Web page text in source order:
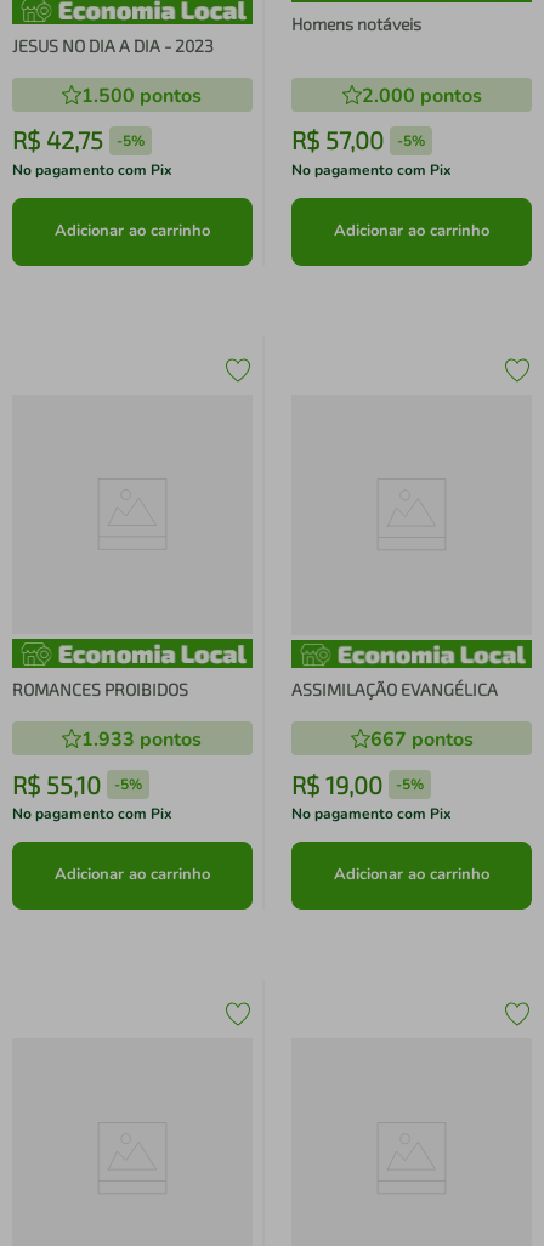
JESUS NO DIA A DIA - 2023
1.500 pontos
R$ 42,75 -5%
No pagamento com Pix
Adicionar ao carrinho
Homens notáveis
2.000 pontos
R$ 57,00 -5%
No pagamento com Pix
Adicionar ao carrinho
ROMANCES PROIBIDOS
1.933 pontos
R$ 55,10 -5%
No pagamento com Pix
Adicionar ao carrinho
ASSIMILAÇÃO EVANGÉLICA
667 pontos
R$ 19,00 -5%
No pagamento com Pix
Adicionar ao carrinho